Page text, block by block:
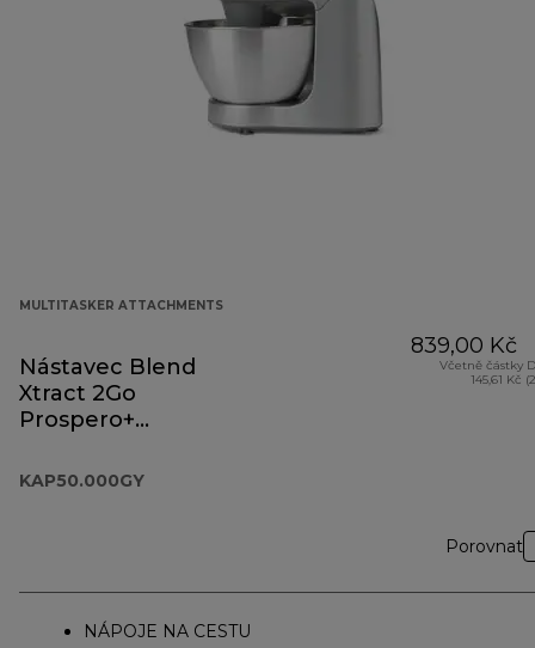
MULTITASKER ATTACHMENTS
Nástavec Blend
Xtract 2Go
Prospero+
KAP50.000GY
839,00 Kč
Včetně částky
145,61 Kč
Porovnat
NÁPOJE NA CESTU